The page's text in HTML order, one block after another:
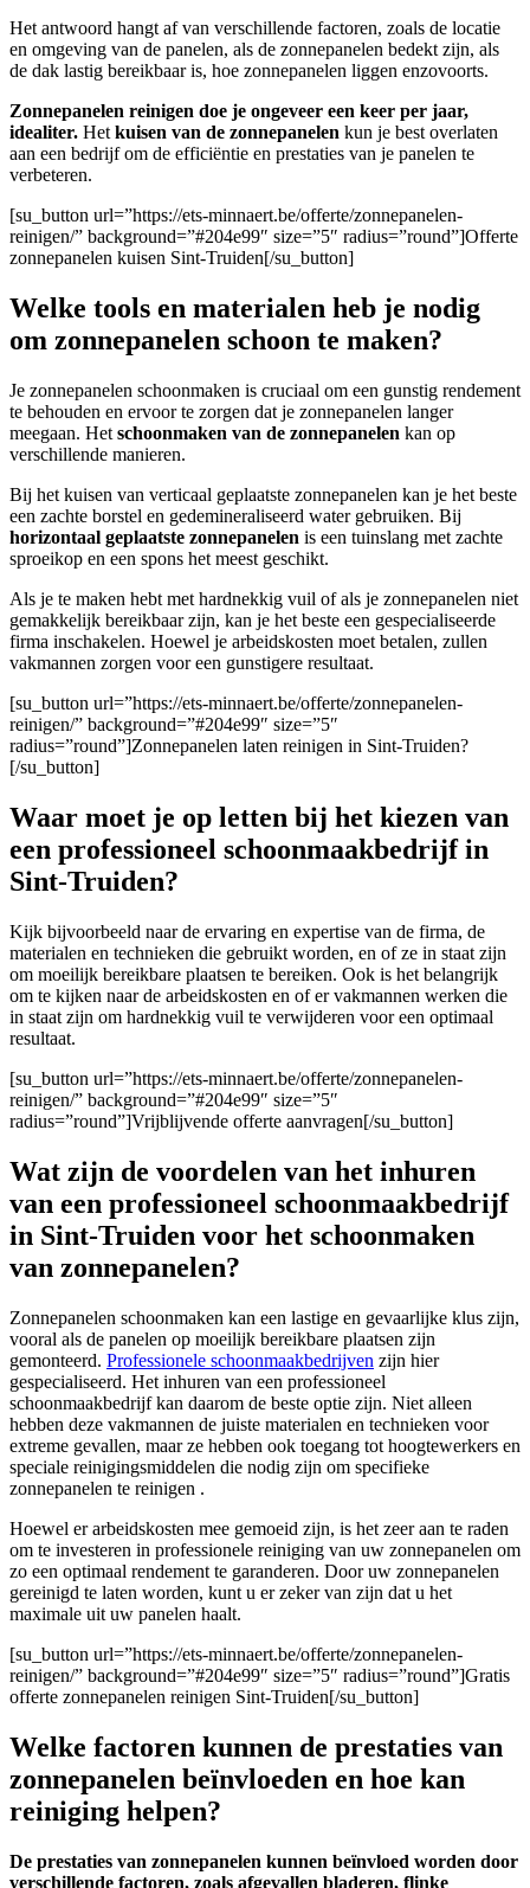
Het antwoord hangt af van verschillende factoren, zoals de locatie
en omgeving van de panelen, als de zonnepanelen bedekt zijn, als
de dak lastig bereikbaar is, hoe zonnepanelen liggen enzovoorts.
Zonnepanelen reinigen doe je ongeveer een keer per jaar,
idealiter. Hetkuisen van de zonnepanelen kun je best overlaten
aan een bedrijf om de efficiëntie en prestaties van je panelen te
verbeteren.
[su_button url=”https://ets-minnaert.be/offerte/zonnepanelen-
reinigen/” background=”#204e99″ size=”5″ radius=”round”]Offerte
zonnepanelen kuisen Sint-Truiden[/su_button]
Welke tools en materialen heb je nodig
om zonnepanelen schoon te maken?
Je zonnepanelen schoonmaken is cruciaal om een gunstig rendement
te behouden en ervoor te zorgen dat je zonnepanelen langer
meegaan. Het schoonmaken van de zonnepanelen kan op
verschillende manieren.
Bij het kuisen van verticaal geplaatste zonnepanelen kan je het beste
een zachte borstel en gedemineraliseerd water gebruiken. Bij
horizontaal geplaatste zonnepanelen is een tuinslang met zachte
sproeikop en een spons het meest geschikt.
Als je te maken hebt met hardnekkig vuil of als je zonnepanelen niet
gemakkelijk bereikbaar zijn, kan je het beste een gespecialiseerde
firma inschakelen. Hoewel je arbeidskosten moet betalen, zullen
vakmannen zorgen voor een gunstigere resultaat.
[su_button url=”https://ets-minnaert.be/offerte/zonnepanelen-
reinigen/” background=”#204e99″ size=”5″
radius=”round”]Zonnepanelen laten reinigen in Sint-Truiden?
[/su_button]
Waar moet je op letten bij het kiezen van
een professioneel schoonmaakbedrijf in
Sint-Truiden?
Kijk bijvoorbeeld naar de ervaring en expertise van de firma, de
materialen en technieken die gebruikt worden, en of ze in staat zijn
om moeilijk bereikbare plaatsen te bereiken. Ook is het belangrijk
om te kijken naar de arbeidskosten en of er vakmannen werken die
in staat zijn om hardnekkig vuil te verwijderen voor een optimaal
resultaat.
[su_button url=”https://ets-minnaert.be/offerte/zonnepanelen-
reinigen/” background=”#204e99″ size=”5″
radius=”round”]Vrijblijvende offerte aanvragen[/su_button]
Wat zijn de voordelen van het inhuren
van een professioneel schoonmaakbedrijf
in Sint-Truiden voor het schoonmaken
van zonnepanelen?
Zonnepanelen schoonmaken kan een lastige en gevaarlijke klus zijn,
vooral als de panelen op moeilijk bereikbare plaatsen zijn
gemonteerd. Professionele schoonmaakbedrijven zijn hier
gespecialiseerd. Het inhuren van een professioneel
schoonmaakbedrijf kan daarom de beste optie zijn. Niet alleen
hebben deze vakmannen de juiste materialen en technieken voor
extreme gevallen, maar ze hebben ook toegang tot hoogtewerkers en
speciale reinigingsmiddelen die nodig zijn om specifieke
zonnepanelen te reinigen .
Hoewel er arbeidskosten mee gemoeid zijn, is het zeer aan te raden
om te investeren in professionele reiniging van uw zonnepanelen om
zo een optimaal rendement te garanderen. Door uw zonnepanelen
gereinigd te laten worden, kunt u er zeker van zijn dat u het
maximale uit uw panelen haalt.
[su_button url=”https://ets-minnaert.be/offerte/zonnepanelen-
reinigen/” background=”#204e99″ size=”5″ radius=”round”]Gratis
offerte zonnepanelen reinigen Sint-Truiden[/su_button]
Welke factoren kunnen de prestaties van
zonnepanelen beïnvloeden en hoe kan
reiniging helpen?
De prestaties van zonnepanelen kunnen beïnvloed worden door
verschillende factoren, zoals afgevallen bladeren, flinke